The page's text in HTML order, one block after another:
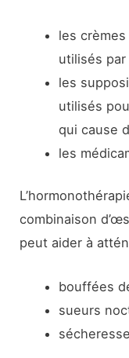
les
utilisés
les
utilisés
qui cause
les
combinaison
peut aider à
bouffées
sueurs